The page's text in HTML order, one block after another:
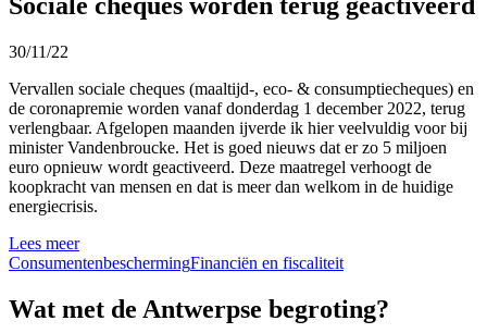
Sociale cheques worden terug geactiveerd
30/11/22
Vervallen sociale cheques (maaltijd-, eco- & consumptiecheques) en
de coronapremie worden vanaf donderdag 1 december 2022, terug
verlengbaar. Afgelopen maanden ijverde ik hier veelvuldig voor bij
minister Vandenbroucke. Het is goed nieuws dat er zo 5 miljoen
euro opnieuw wordt geactiveerd. Deze maatregel verhoogt de
koopkracht van mensen en dat is meer dan welkom in de huidige
energiecrisis.
Lees meer
ConsumentenbeschermingFinanciën en fiscaliteit
Wat met de Antwerpse begroting?